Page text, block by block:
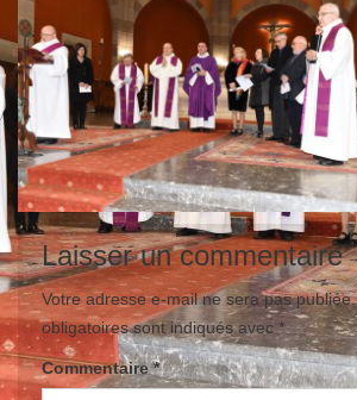
Laisser un commentaire
Votre adresse e-mail ne sera pas publiée.
obligatoires sont indiqués avec*
Commentaire*